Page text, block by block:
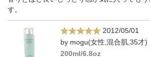
す。
2012/05/01
by mogu(女性,混合肌,35才)
200ml/6.8oz